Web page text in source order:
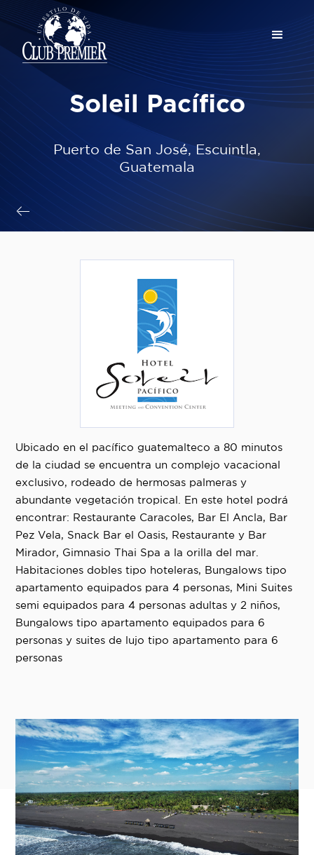
Soleil Pacífico
Puerto de San José, Escuintla,
Guatemala
Ubicado en el pacífico guatemalteco a 80 minutos
de la ciudad se encuentra un complejo vacacional
exclusivo, rodeado de hermosas palmeras y
abundante vegetación tropical. En este hotel podrá
encontrar: Restaurante Caracoles, Bar El Ancla, Bar
Pez Vela, Snack Bar el Oasis, Restaurante y Bar
Mirador, Gimnasio Thai Spa a la orilla del mar.
Habitaciones dobles tipo hoteleras, Bungalows tipo
apartamento equipados para 4 personas, Mini Suites
semi equipados para 4 personas adultas y 2 niños,
Bungalows tipo apartamento equipados para 6
personas y suites de lujo tipo apartamento para 6
personas